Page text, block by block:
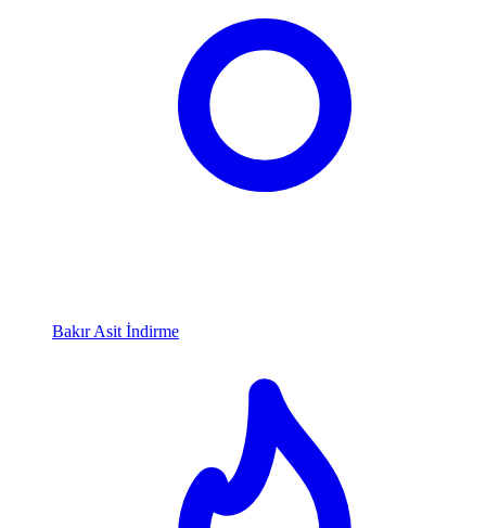
Bakır Asit İndirme